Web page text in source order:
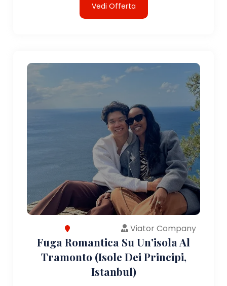
Vedi Offerta
Viator Company
Fuga Romantica Su Un'isola Al
Tramonto (Isole Dei Principi,
Istanbul)